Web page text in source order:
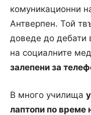
комуникационни
Антверпен. Той
доведе до дебати
на социалните
залепени за
В много училища
лаптопи по време